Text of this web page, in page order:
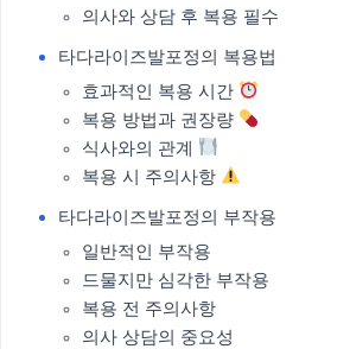
의사와 상담 후 복용 필수
타다라이즈발포정의 복용법
효과적인 복용 시간
복용 방법과 권장량
식사와의 관계
복용 시 주의사항
타다라이즈발포정의 부작용
일반적인 부작용
드물지만 심각한 부작용
복용 전 주의사항
의사 상담의 중요성